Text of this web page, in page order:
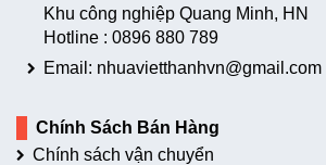
Khu công nghiệp Quang Minh, HN
Hotline : 0896 880 789
Email: nhuavietthanhvn@gmail.com
Chính Sách Bán Hàng
Chính sách vận chuyển